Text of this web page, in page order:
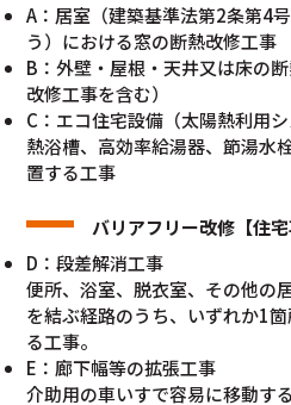
A：居室（建築基準法第2条第4
う）における窓の断熱改修工事
B：外壁・屋根・天井又は床の
改修工事を含む）
C：エコ住宅設備（太陽熱利用
熱浴槽、高効率給湯器、節湯水
置する工事
バリアフリー改修【住宅
D：段差解消工事
便所、浴室、脱衣室、その他の
を結ぶ経路のうち、いずれか1
る工事。
E：廊下幅等の拡張工事
介助用の車いすで容易に移動す